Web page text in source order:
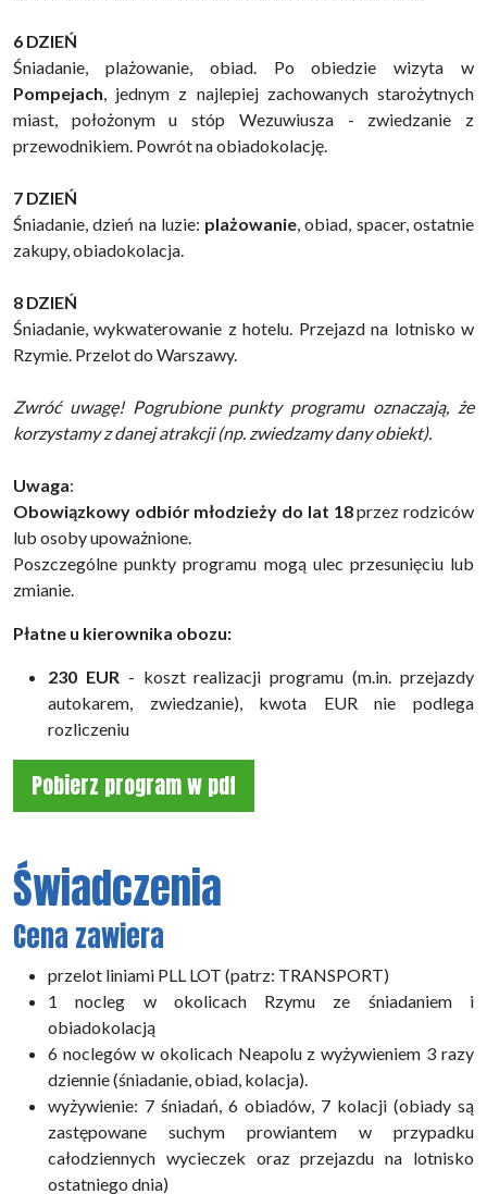
6 DZIEŃ
Śniadanie, plażowanie, obiad. Po obiedzie wizyta w
Pompejach , jednym z najlepiej zachowanych starożytnych
miast, położonym u stóp Wezuwiusza - zwiedzanie z
przewodnikiem. Powrót na obiadokolację.
7 DZIEŃ
Śniadanie, dzień na luzie: plażowanie , obiad, spacer, ostatnie
zakupy, obiadokolacja.
8 DZIEŃ
Śniadanie, wykwaterowanie z hotelu. Przejazd na lotnisko w
Rzymie. Przelot do Warszawy.
Zwróć uwagę! Pogrubione punkty programu oznaczają, że
korzystamy z danej atrakcji (np. zwiedzamy dany obiekt).
Uwaga:
Obowiązkowy odbiór młodzieży do lat 18przez rodziców
lub osoby upoważnione.
Poszczególne punkty programu mogą ulec przesunięciu lub
zmianie.
Płatne u kierownika obozu:
230 EUR - koszt realizacji programu (m.in. przejazdy
autokarem, zwiedzanie), kwota EUR nie podlega
rozliczeniu
Pobierz program w pdf
Świadczenia
Cena zawiera
przelot liniami PLL LOT (patrz: TRANSPORT)
1 nocleg w okolicach Rzymu ze śniadaniem i
obiadokolacją
6 noclegów w okolicach Neapolu z wyżywieniem 3 razy
dziennie (śniadanie, obiad, kolacja).
wyżywienie: 7 śniadań, 6 obiadów, 7 kolacji (obiady są
zastępowane suchym prowiantem w przypadku
całodziennych wycieczek oraz przejazdu na lotnisko
ostatniego dnia)